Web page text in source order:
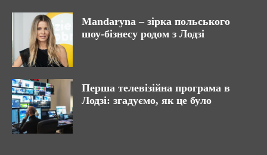
Mandaryna – зірка польського
шоу-бізнесу родом з Лодзі
Перша телевізійна програма в
Лодзі: згадуємо, як це було